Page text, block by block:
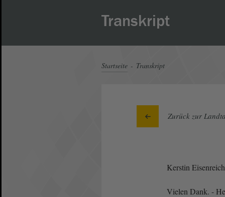
Transkript
Startseite Transkript
Zurück zur
Kerstin
Vielen Dank. -